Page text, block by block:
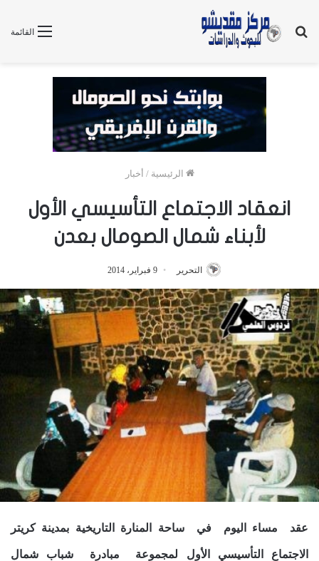
القائمة
بحث
الرئيسية / أخبار
انعقاد الاجتماع التأسيسي الأول
لأبناء شمال الصومال بعدن
التحرير 9 فبراير، 2014
عقد مساء اليوم في ساحة المنارة التاريخية بمدينة كريتر
الاجتماع التأسيسي الأول لمجموعة مبادرة شباب شمال